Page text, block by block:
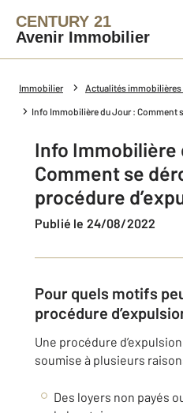
CENTURY 21
Avenir Immobilier
Immobilier Actualités immobilières
Info Immobilière du Jour : Comment
Info Immobilière
Comment se
procédure
Publié le 24/08/2022
Pour quels motifs
procédure
Une procédure
soumise à plusieurs
Des loyers non payés